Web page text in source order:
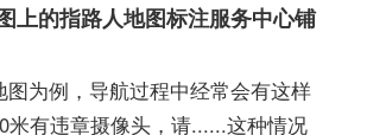
上的指路人地图标注服务中心铺
图为例，导航过程中经常会有这样
米有违章摄像头，请......这种情况